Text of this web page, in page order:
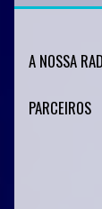
A NOSSA
PARCEIROS